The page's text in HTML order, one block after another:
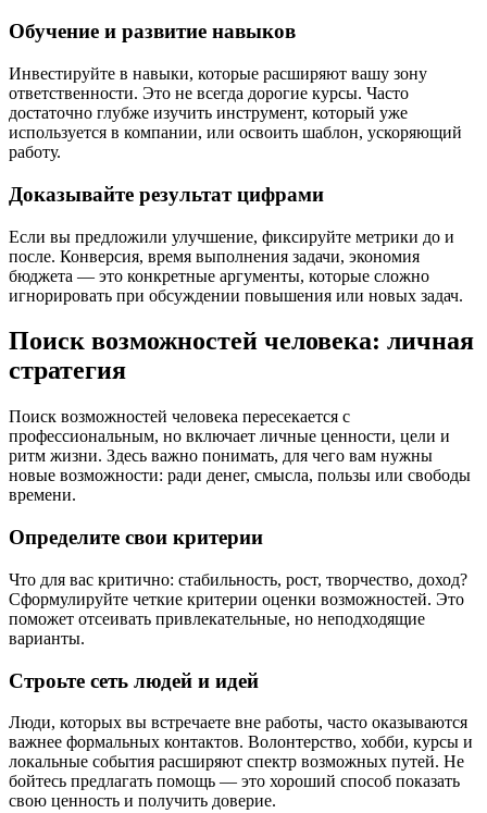
Обучение и развитие навыков
Инвестируйте в навыки, которые расширяют вашу зону
ответственности. Это не всегда дорогие курсы. Часто
достаточно глубже изучить инструмент, который уже
используется в компании, или освоить шаблон, ускоряющий
работу.
Доказывайте результат цифрами
Если вы предложили улучшение, фиксируйте метрики до и
после. Конверсия, время выполнения задачи, экономия
бюджета — это конкретные аргументы, которые сложно
игнорировать при обсуждении повышения или новых задач.
Поиск возможностей человека: личная
стратегия
Поиск возможностей человека пересекается с
профессиональным, но включает личные ценности, цели и
ритм жизни. Здесь важно понимать, для чего вам нужны
новые возможности: ради денег, смысла, пользы или свободы
времени.
Определите свои критерии
Что для вас критично: стабильность, рост, творчество, доход?
Сформулируйте четкие критерии оценки возможностей. Это
поможет отсеивать привлекательные, но неподходящие
варианты.
Строьте сеть людей и идей
Люди, которых вы встречаете вне работы, часто оказываются
важнее формальных контактов. Волонтерство, хобби, курсы и
локальные события расширяют спектр возможных путей. Не
бойтесь предлагать помощь — это хороший способ показать
свою ценность и получить доверие.